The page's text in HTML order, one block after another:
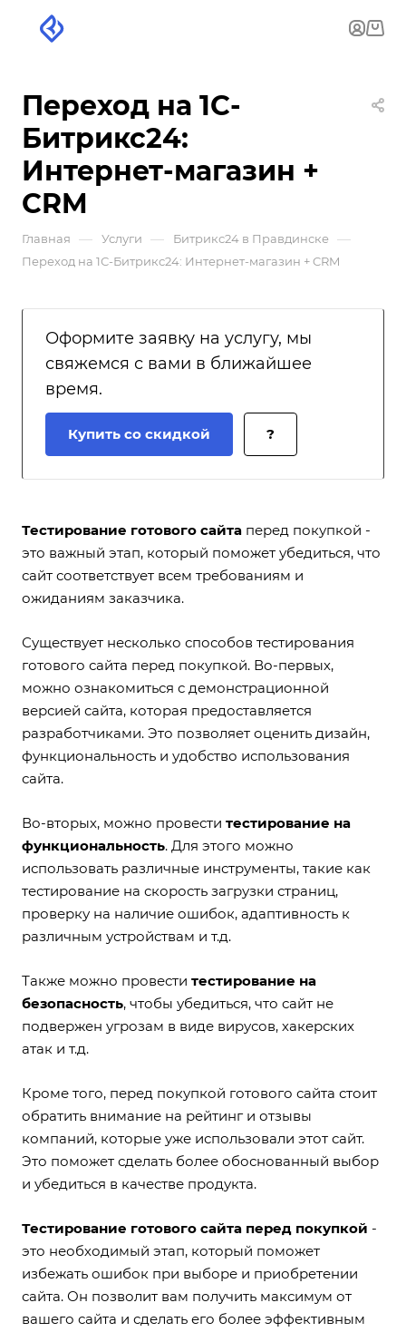
Переход на 1С-
Битрикс24:
Интернет-магазин +
CRM
Главная — Услуги — Битрикс24 в Правдинске —
Переход на 1С-Битрикс24: Интернет-магазин + CRM
Оформите заявку на услугу, мы
свяжемся с вами в ближайшее
время.
Купить со скидкой ?
Тестирование готового сайта перед покупкой -
это важный этап, который поможет убедиться, что
сайт соответствует всем требованиям и
ожиданиям заказчика.
Существует несколько способов тестирования
готового сайта перед покупкой. Во-первых,
можно ознакомиться с демонстрационной
версией сайта, которая предоставляется
разработчиками. Это позволяет оценить дизайн,
функциональность и удобство использования
сайта.
Во-вторых, можно провести тестирование на
функциональность. Для этого можно
использовать различные инструменты, такие как
тестирование на скорость загрузки страниц,
проверку на наличие ошибок, адаптивность к
различным устройствам и т.д.
Также можно провести тестирование на
безопасность, чтобы убедиться, что сайт не
подвержен угрозам в виде вирусов, хакерских
атак и т.д.
Кроме того, перед покупкой готового сайта стоит
обратить внимание на рейтинг и отзывы
компаний, которые уже использовали этот сайт.
Это поможет сделать более обоснованный выбор
и убедиться в качестве продукта.
Тестирование готового сайта перед покупкой -
это необходимый этап, который поможет
избежать ошибок при выборе и приобретении
сайта. Он позволит вам получить максимум от
вашего сайта и сделать его более эффективным